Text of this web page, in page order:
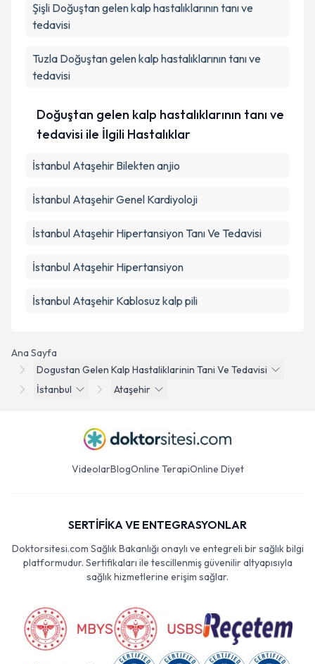
Ana Sayfa
Dogustan Gelen Kalp Hastaliklarinin Tani Ve Tedavisi
İstanbul
Ataşehir
Şişli Doğuştan gelen kalp hastalıklarının tanı ve
tedavisi
Tuzla Doğuştan gelen kalp hastalıklarının tanı ve
tedavisi
Doğuştan gelen kalp hastalıklarının tanı ve
tedavisi ile İlgili Hastalıklar
İstanbul Ataşehir Bilekten anjio
İstanbul Ataşehir Genel Kardiyoloji
İstanbul Ataşehir Hipertansiyon Tanı Ve Tedavisi
İstanbul Ataşehir Hipertansiyon
İstanbul Ataşehir Kablosuz kalp pili
VideolarBlogOnline TerapiOnline Diyet
SERTİFİKA VE ENTEGRASYONLAR
Doktorsitesi.com Sağlık Bakanlığı onaylı ve entegreli bir sağlık bilgi
platformudur. Sertifikaları ile tescillenmiş güvenilir altyapısıyla
sağlık hizmetlerine erişim sağlar.